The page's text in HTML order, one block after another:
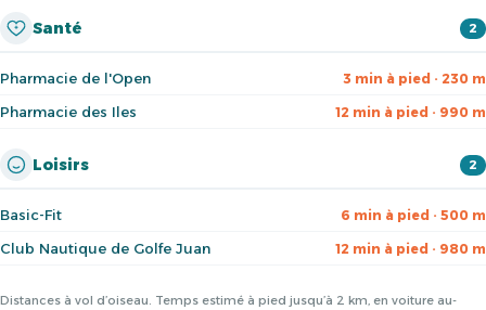
Santé 2
Pharmacie de l'Open 3 min à pied · 230 m
Pharmacie des Iles 12 min à pied · 990 m
Loisirs 2
Basic-Fit 6 min à pied · 500 m
Club Nautique de Golfe Juan 12 min à pied · 980 m
Distances à vol d’oiseau. Temps estimé à pied jusqu’à 2 km, en voiture au-